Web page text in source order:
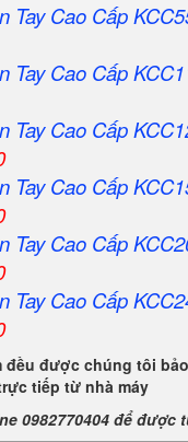
Tay Cao Cấp
Tay Cao Cấp
Tay Cao Cấp
Tay Cao Cấp
Tay Cao Cấp
Tay Cao Cấp
đều được chúng tôi
tiếp từ nhà máy
0982770404 để được